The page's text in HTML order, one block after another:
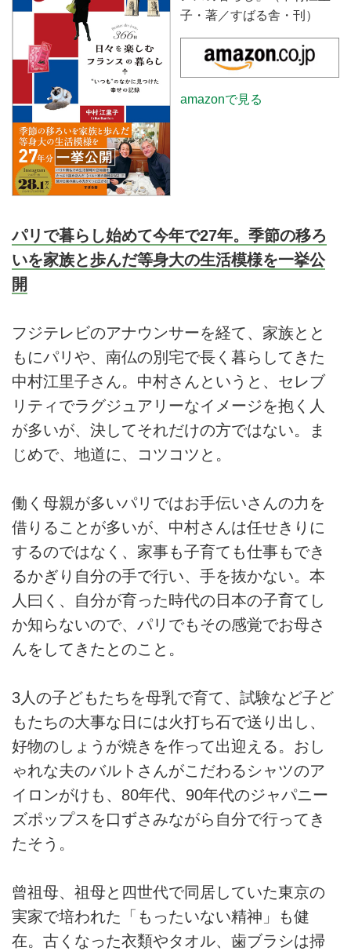
子・著／すばる舎・刊）
amazonで見る
パリで暮らし始めて今年で27年。季節の移ろ
いを家族と歩んだ等身大の生活模様を一挙公
開
フジテレビのアナウンサーを経て、家族とと
もにパリや、南仏の別宅で長く暮らしてきた
中村江里子さん。中村さんというと、セレブ
リティでラグジュアリーなイメージを抱く人
が多いが、決してそれだけの方ではない。ま
じめで、地道に、コツコツと。
働く母親が多いパリではお手伝いさんの力を
借りることが多いが、中村さんは任せきりに
するのではなく、家事も子育ても仕事もでき
るかぎり自分の手で行い、手を抜かない。本
人曰く、自分が育った時代の日本の子育てし
か知らないので、パリでもその感覚でお母さ
んをしてきたとのこと。
3人の子どもたちを母乳で育て、試験など子ど
もたちの大事な日には火打ち石で送り出し、
好物のしょうが焼きを作って出迎える。おし
ゃれな夫のバルトさんがこだわるシャツのア
イロンがけも、80年代、90年代のジャパニー
ズポップスを口ずさみながら自分で行ってき
たそう。
曾祖母、祖母と四世代で同居していた東京の
実家で培われた「もったいない精神」も健
在。古くなった衣類やタオル、歯ブラシは掃